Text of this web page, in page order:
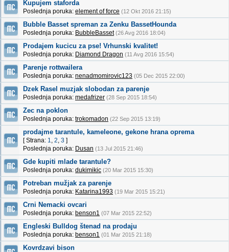
Kupujem staforda
Poslednja poruka: element of force (12 Okt 2016 21:15)
Bubble Basset spreman za Zenku BassetHounda
Poslednja poruka: BubbleBasset (26 Avg 2016 18:04)
Prodajem kucicu za pse! Vrhunski kvalitet!
Poslednja poruka: Diamond Dragon (11 Avg 2016 15:54)
Parenje rottwailera
Poslednja poruka: nenadmomirovic123 (05 Dec 2015 22:00)
Dzek Rasel muzjak slobodan za parenje
Poslednja poruka: medafrizer (28 Sep 2015 18:54)
Zec na poklon
Poslednja poruka: trokomadon (22 Sep 2015 13:19)
prodajme tarantule, kameleone, gekone hrana oprema
[ Strana: 1, 2, 3 ]
Poslednja poruka: Dusan (13 Jul 2015 21:46)
Gde kupiti mlade tarantule?
Poslednja poruka: dukimikic (20 Mar 2015 15:30)
Potreban mužjak za parenje
Poslednja poruka: Katarina1993 (19 Mar 2015 15:21)
Crni Nemacki ovcari
Poslednja poruka: benson1 (07 Mar 2015 22:52)
Engleski Bulldog štenad na prodaju
Poslednja poruka: benson1 (01 Mar 2015 21:18)
Kovrdzavi bison